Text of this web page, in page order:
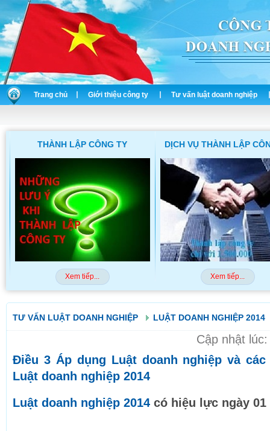
Trang chủ Giới thiệu công ty Tư vấn luật doanh nghiệp
DỊCH VỤ THÀNH LẬP CÔNG TY
Xem tiếp...
THAY ĐỔI GIẤY PHÉP
Xem tiếp...
TƯ VẤN LUẬT DOANH NGHIỆP LUẬT DOANH NGHIỆP 2014
Cập nhật
Điều 3 Áp dụng Luật doanh nghiệp và
Luật doanh nghiệp 2014
Luật doanh nghiệp 2014 có hiệu lực ngày 01